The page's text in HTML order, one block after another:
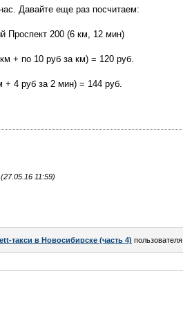
Давайте еще раз посчитаем:
Проспект 200 (6 км, 12 мин)
+ по 10 руб за км) = 120 руб.
+ 4 руб за 2 мин) = 144 руб.
11:59)
такси в Новосибирске (часть 4) пользователя